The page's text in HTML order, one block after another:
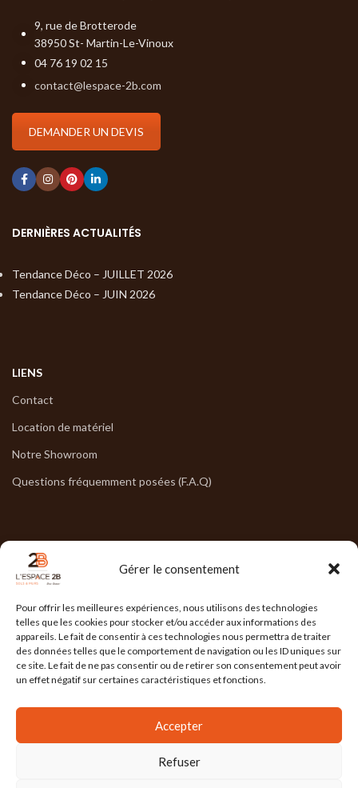
Gérer le consentement
Pour offrir les meilleures expériences, nous utilisons des technologies
telles que les cookies pour stocker et/ou accéder aux informations des
appareils. Le fait de consentir à ces technologies nous permettra de traiter
des données telles que le comportement de navigation ou les ID uniques sur
ce site. Le fait de ne pas consentir ou de retirer son consentement peut avoir
un effet négatif sur certaines caractéristiques et fonctions.
Accepter
Refuser
9, rue de Brotterode
38950 St- Martin-Le-Vinoux
04 76 19 02 15
contact@lespace-2b.com
DEMANDER UN DEVIS
DERNIÈRES ACTUALITÉS
Tendance Déco – JUILLET 2026
Tendance Déco – JUIN 2026
LIENS
Contact
Location de matériel
Notre Showroom
Questions fréquemment posées (F.A.Q)
NOS HORAIRES
Lun : 7h30/17h30
Mar : 7h30/17h30
Mer : 7h30/17h30
Jeu : 7h30/17h30
l'Agence Ailleurs